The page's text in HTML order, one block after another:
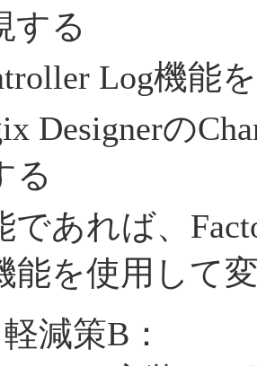
する
Log機能
Designerの
る
であれば、
能を使用して
減策B：